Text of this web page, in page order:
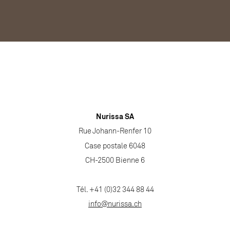
Nurissa SA
Rue Johann-Renfer 10
Case postale 6048
CH-2500 Bienne 6
Tél. +41 (0)32 344 88 44
info@nurissa.ch